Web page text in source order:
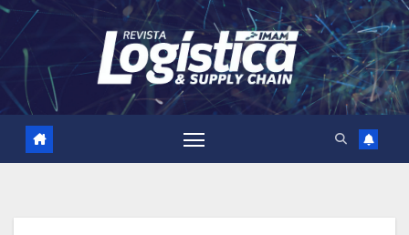
Skip
content